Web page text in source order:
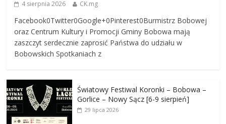
4 sierpnia 2026 CK.mg
Facebook0Twitter0Google+0Pinterest0Burmistrz Bobowej
oraz Centrum Kultury i Promocji Gminy Bobowa mają
zaszczyt serdecznie zaprosić Państwa do udziału w
Bobowskich Spotkaniach z
Światowy Festiwal Koronki – Bobowa –
Gorlice – Nowy Sącz [6-9 sierpień]
29 lipca 2026